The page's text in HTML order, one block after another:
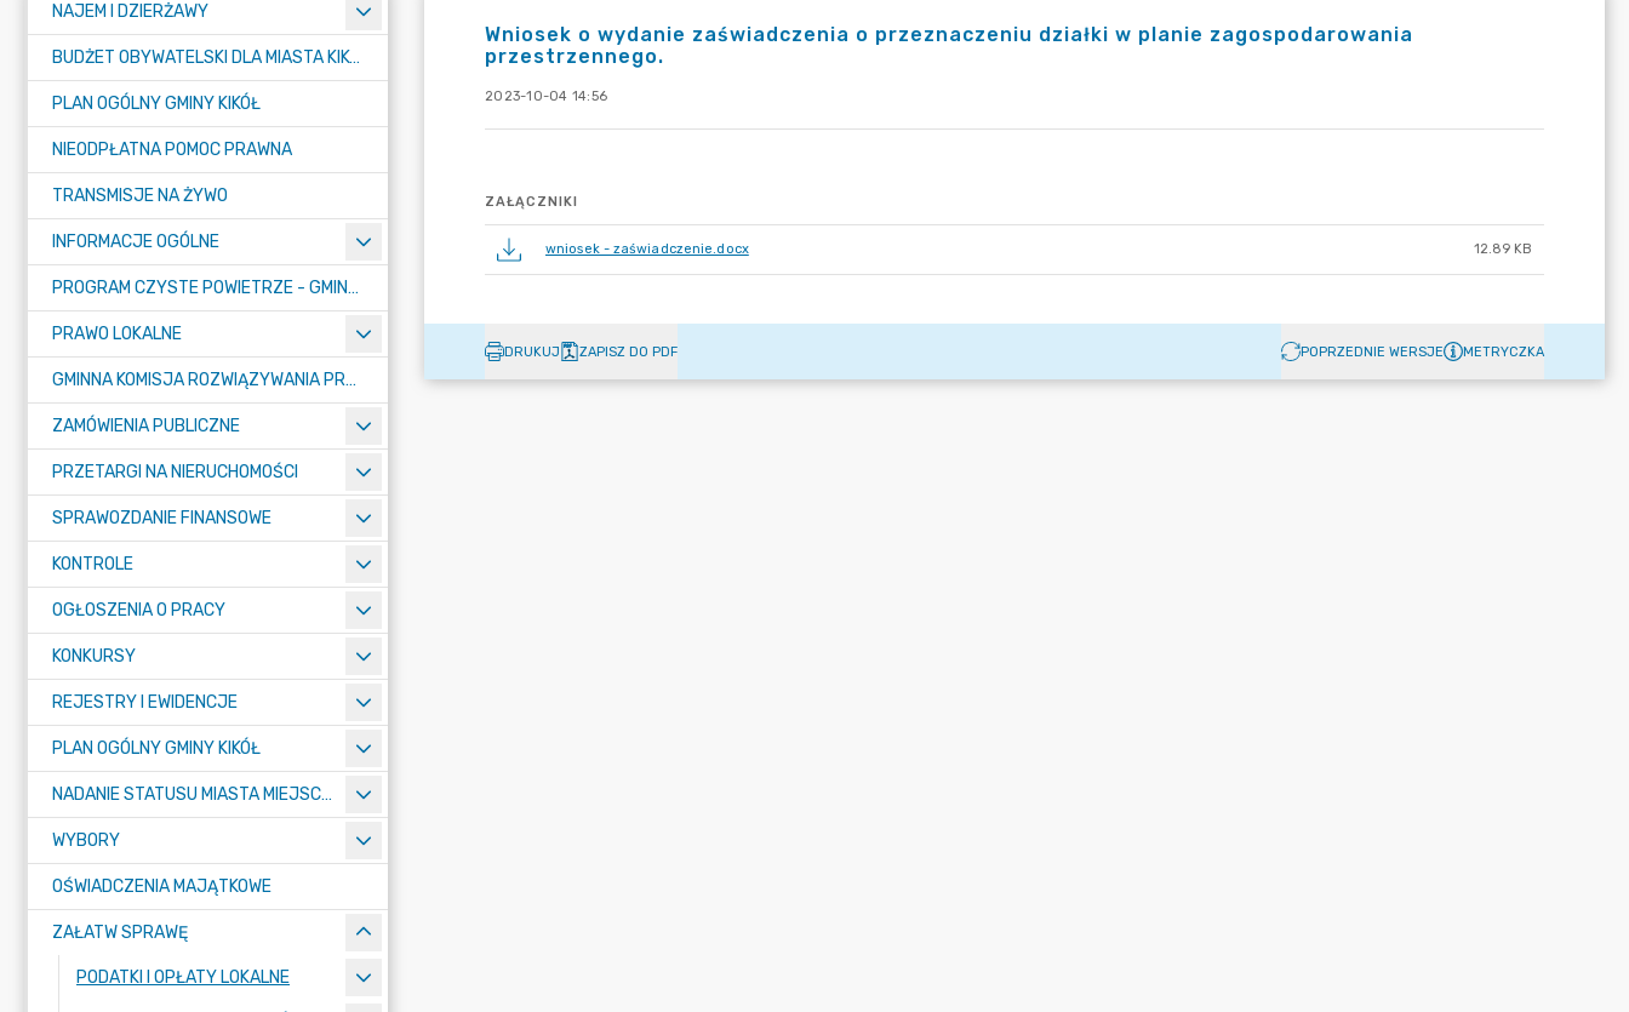
NAJEM I DZIERŻAWY
BUDŻET OBYWATELSKI DLA MIASTA KIKÓŁ
PLAN OGÓLNY GMINY KIKÓŁ
NIEODPŁATNA POMOC PRAWNA
TRANSMISJE NA ŻYWO
INFORMACJE OGÓLNE
PROGRAM CZYSTE POWIETRZE - GMINA KIKÓŁ
PRAWO LOKALNE
GMINNA KOMISJA ROZWIĄZYWANIA PROBLEMÓW ALKOHOLOWYCH
ZAMÓWIENIA PUBLICZNE
PRZETARGI NA NIERUCHOMOŚCI
SPRAWOZDANIE FINANSOWE
KONTROLE
OGŁOSZENIA O PRACY
KONKURSY
REJESTRY I EWIDENCJE
PLAN OGÓLNY GMINY KIKÓŁ
NADANIE STATUSU MIASTA MIEJSCOWOŚCI KIKÓŁ
WYBORY
OŚWIADCZENIA MAJĄTKOWE
ZAŁATW SPRAWĘ
PODATKI I OPŁATY LOKALNE
Wniosek o wydanie zaświadczenia o przeznaczeniu działki w planie zagospodarowania
przestrzennego.
2023-10-04 14:56
ZAŁĄCZNIKI
wniosek - zaświadczenie.docx 12.89 KB
DRUKUJ ZAPISZ DO PDF POPRZEDNIE WERSJE METRYCZKA